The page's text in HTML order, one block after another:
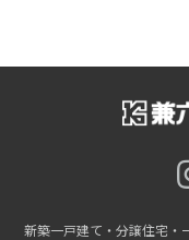
新築一戸建て・分譲住宅・